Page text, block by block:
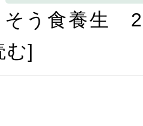
そう食養
]